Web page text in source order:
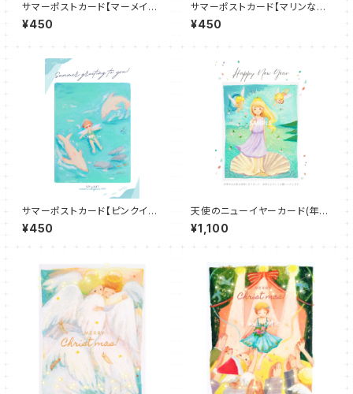
サマーポストカード【マーメイド
エンジェル】
¥450
サマーポストカード【マリンな天
使たち】
¥450
サマーポストカード【ピンクイル
カと天使】
¥450
天使のニューイヤーカード(年賀
はがき)Bタイプ３種セット
¥1,100